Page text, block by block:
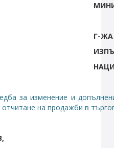
Г-
за изменение и
отчитане на продажби в